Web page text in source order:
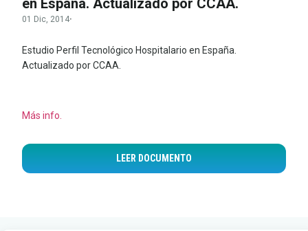
en España. Actualizado por CCAA.
01 Dic, 2014·
Estudio Perfil Tecnológico Hospitalario en España.
Actualizado por CCAA.
Más info.
LEER DOCUMENTO